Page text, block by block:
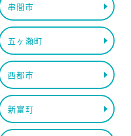
串間市
五ヶ瀬町
西都市
新富町